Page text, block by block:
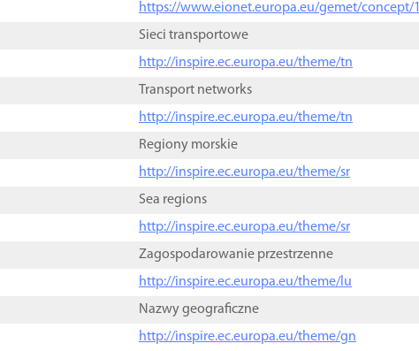
https://www.eionet.europa.eu/gemet/concept/
Sieci transportowe
http://inspire.ec.europa.eu/theme/tn
Transport networks
http://inspire.ec.europa.eu/theme/tn
Regiony morskie
http://inspire.ec.europa.eu/theme/sr
Sea regions
http://inspire.ec.europa.eu/theme/sr
Zagospodarowanie przestrzenne
http://inspire.ec.europa.eu/theme/lu
Nazwy geograficzne
http://inspire.ec.europa.eu/theme/gn